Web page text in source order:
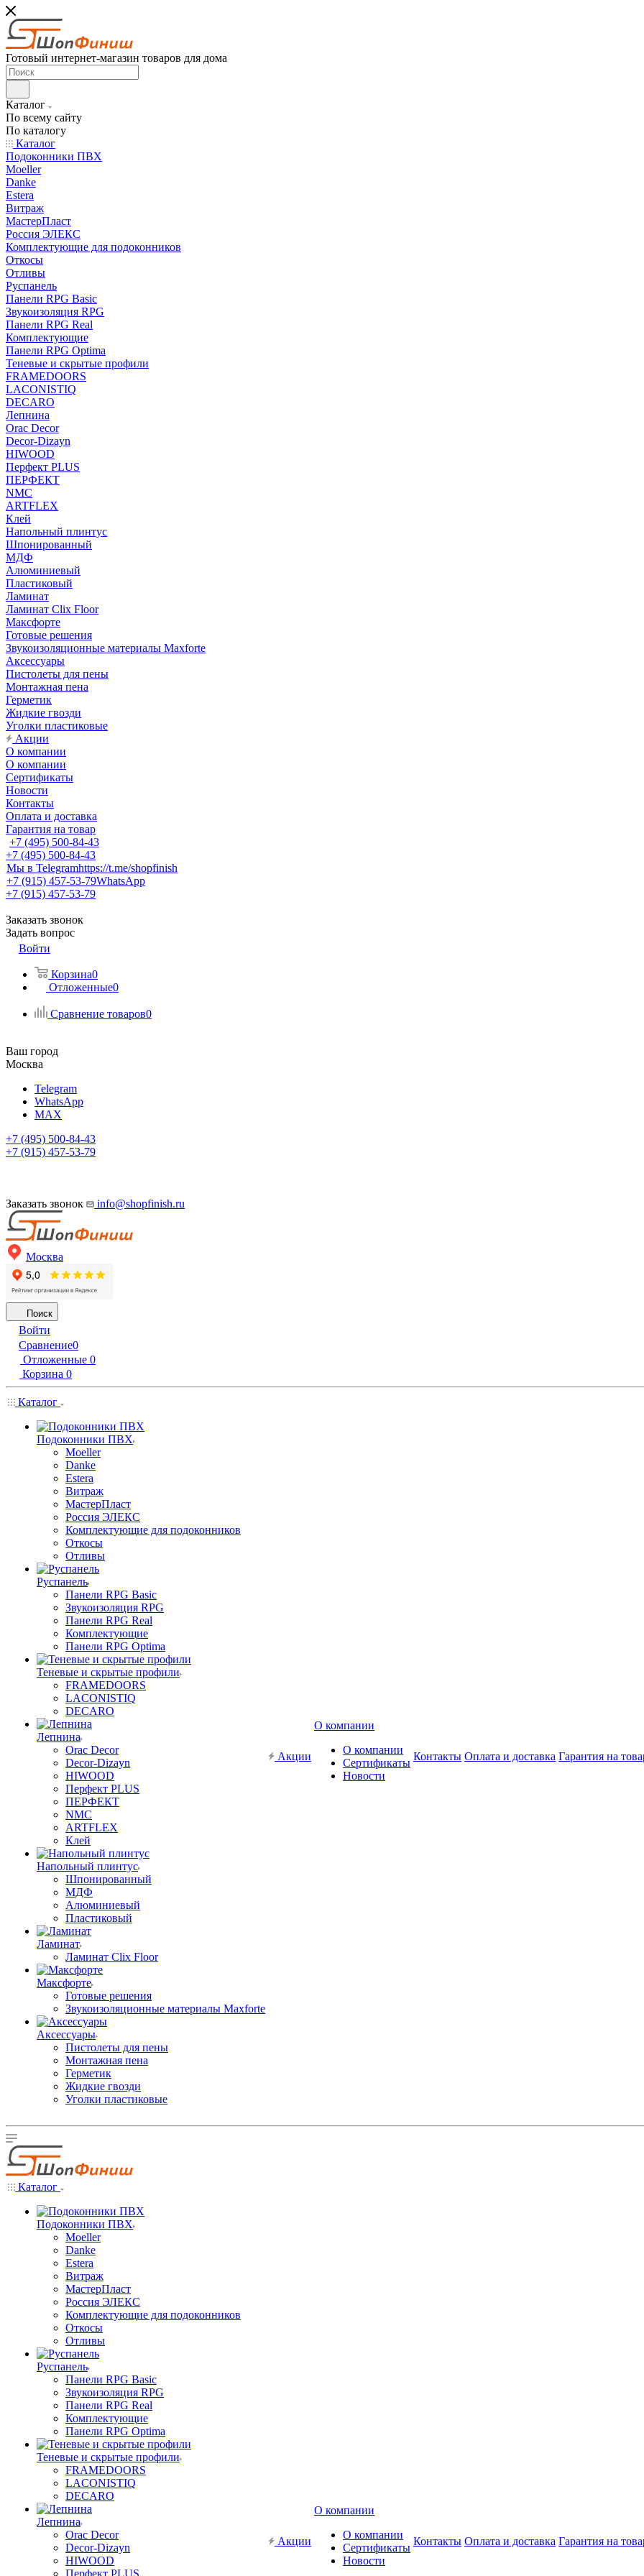
Готовый интернет-магазин товаров для дома
Каталог
По всему сайту
По каталогу
Каталог
Подоконники ПВХ
Moeller
Danke
Estera
Витраж
МастерПласт
Россия ЭЛЕКС
Комплектующие для подоконников
Откосы
Отливы
Руспанель
Панели RPG Basic
Звукоизоляция RPG
Панели RPG Real
Комплектующие
Панели RPG Optima
Теневые и скрытые профили
FRAMEDOORS
LACONISTIQ
DECARO
Лепнина
Orac Decor
Decor-Dizayn
HIWOOD
Перфект PLUS
ПЕРФЕКТ
NMC
ARTFLEX
Клей
Напольный плинтус
Шпонированный
МДФ
Алюминиевый
Пластиковый
Ламинат
Ламинат Clix Floor
Максфорте
Готовые решения
Звукоизоляционные материалы Maxforte
Аксессуары
Пистолеты для пены
Монтажная пена
Герметик
Жидкие гвозди
Уголки пластиковые
Акции
О компании
О компании
Сертификаты
Новости
Контакты
Оплата и доставка
Гарантия на товар
+7 (495) 500-84-43
+7 (495) 500-84-43
Мы в Telegramhttps://t.me/shopfinish
+7 (915) 457-53-79WhatsApp
+7 (915) 457-53-79
Заказать звонок
Задать вопрос
Войти
Корзина0
Отложенные0
Сравнение товаров0
Ваш город
Москва
Telegram
WhatsApp
MAX
+7 (495) 500-84-43
+7 (915) 457-53-79
Заказать звонок info@shopfinish.ru
Москва
Поиск
Войти
Сравнение0
Отложенные 0
Корзина 0
Каталог
Подоконники ПВХ
Moeller
Danke
Estera
Витраж
МастерПласт
Россия ЭЛЕКС
Комплектующие для подоконников
Откосы
Отливы
Руспанель
Панели RPG Basic
Звукоизоляция RPG
Панели RPG Real
Комплектующие
Панели RPG Optima
Теневые и скрытые профили
FRAMEDOORS
LACONISTIQ
DECARO
Лепнина
Orac Decor
Decor-Dizayn
HIWOOD
Перфект PLUS
ПЕРФЕКТ
NMC
ARTFLEX
Клей
Напольный плинтус
Шпонированный
МДФ
Алюминиевый
Пластиковый
Ламинат
Ламинат Clix Floor
Максфорте
Готовые решения
Звукоизоляционные материалы Maxforte
Аксессуары
Пистолеты для пены
Монтажная пена
Герметик
Жидкие гвозди
Уголки пластиковые
Акции
О компании
О компании
Сертификаты
Новости
Контакты Оплата и доставка Гарантия на
Каталог
Подоконники ПВХ
Moeller
Danke
Estera
Витраж
МастерПласт
Россия ЭЛЕКС
Комплектующие для подоконников
Откосы
Отливы
Руспанель
Панели RPG Basic
Звукоизоляция RPG
Панели RPG Real
Комплектующие
Панели RPG Optima
Теневые и скрытые профили
FRAMEDOORS
LACONISTIQ
DECARO
Лепнина
Orac Decor
Decor-Dizayn
HIWOOD
Перфект PLUS
Акции
О компании
О компании
Сертификаты
Новости
Контакты Оплата и доставка Гарантия на